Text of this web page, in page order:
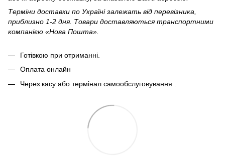
Терміни доставки по Україні залежать від перевізника,
приблизно 1-2 дня. Товари доставляються транспортними
компанією «Нова Пошта».
Готівкою при отриманні.
Оплата онлайн
Через касу або термінал самообслуговування .